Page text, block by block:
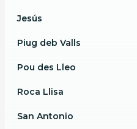
Jesús
Piug deb Valls
Pou des Lleo
Roca Llisa
San Antonio